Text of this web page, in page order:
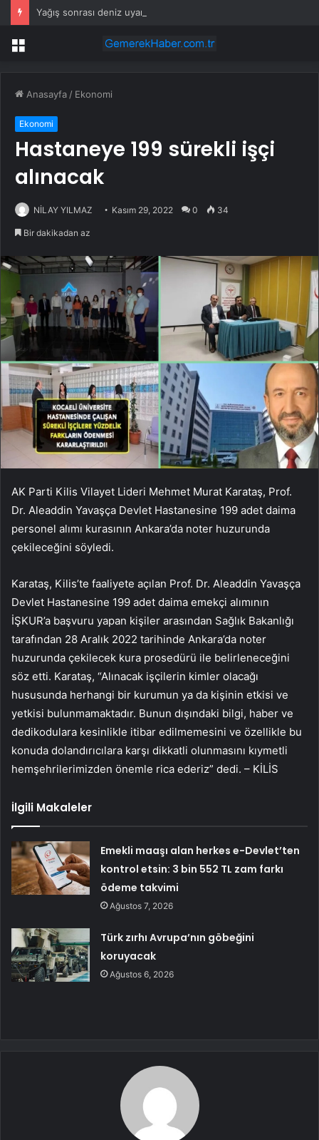
Menü
Anasayfa / Ekonomi
Ekonomi
Hastaneye 199 sürekli işçi
alınacak
NİLAY YILMAZ Kasım 29, 2022 0 34
Bir dakikadan az
AK Parti Kilis Vilayet Lideri Mehmet Murat Karataş, Prof.
Dr. Aleaddin Yavaşça Devlet Hastanesine 199 adet daima
personel alımı kurasının Ankara’da noter huzurunda
çekileceğini söyledi.
Karataş, Kilis’te faaliyete açılan Prof. Dr. Aleaddin Yavaşça
Devlet Hastanesine 199 adet daima emekçi alımının
İŞKUR’a başvuru yapan kişiler arasından Sağlık Bakanlığı
tarafından 28 Aralık 2022 tarihinde Ankara’da noter
huzurunda çekilecek kura prosedürü ile belirleneceğini
söz etti. Karataş, “Alınacak işçilerin kimler olacağı
hususunda herhangi bir kurumun ya da kişinin etkisi ve
yetkisi bulunmamaktadır. Bunun dışındaki bilgi, haber ve
dedikodulara kesinlikle itibar edilmemesini ve özellikle bu
konuda dolandırıcılara karşı dikkatli olunmasını kıymetli
hemşehrilerimizden önemle rica ederiz” dedi. – KİLİS
İlgili Makaleler
Emekli maaşı alan herkes e-Devlet’ten
kontrol etsin: 3 bin 552 TL zam farkı
ödeme takvimi
Ağustos 7, 2026
Türk zırhı Avrupa’nın göbeğini
koruyacak
Ağustos 6, 2026